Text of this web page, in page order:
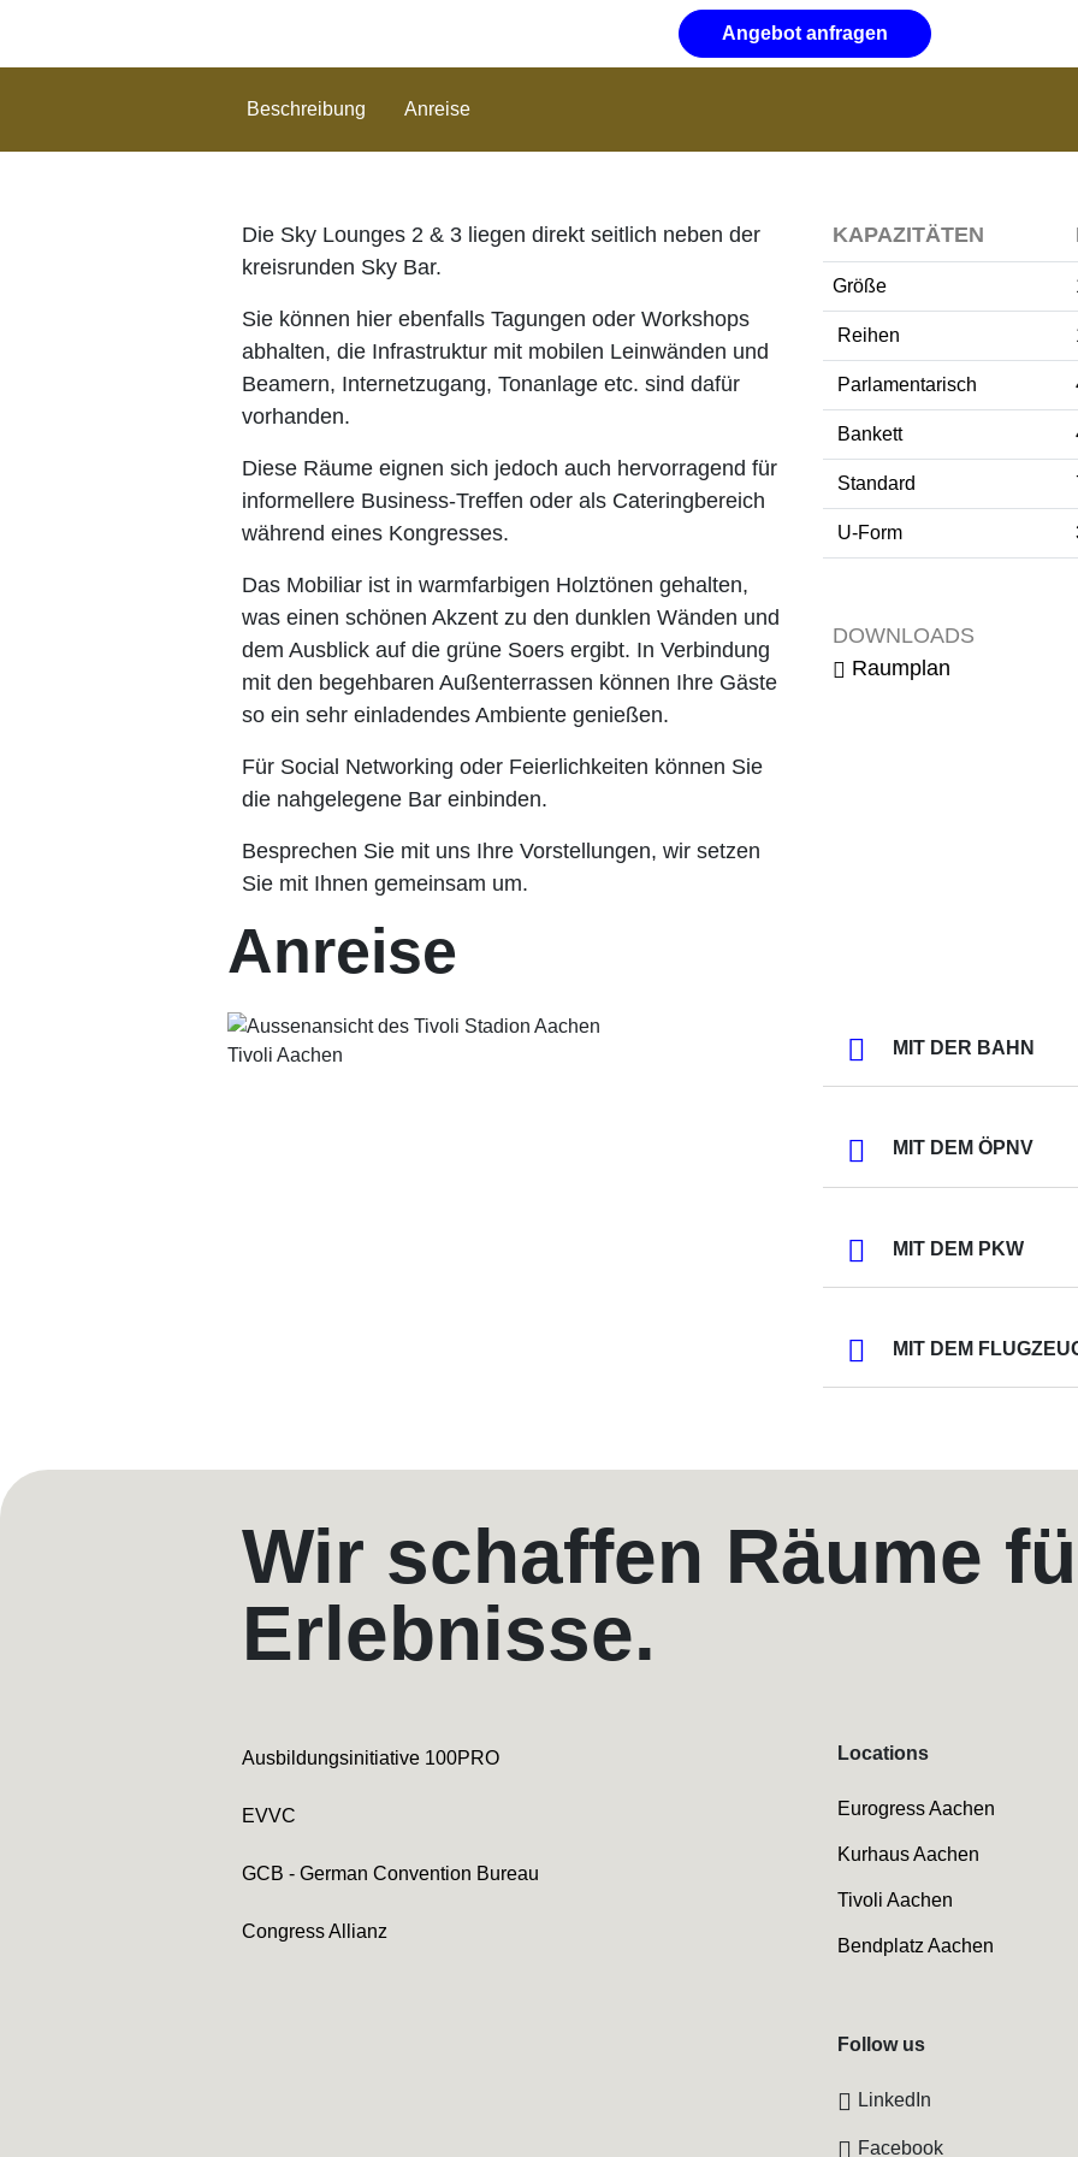
Angebot anfragen
Beschreibung Anreise
Die Sky Lounges 2 & 3 liegen direkt seitlich neben der
kreisrunden Sky Bar.
Sie können hier ebenfalls Tagungen oder Workshops
abhalten, die Infrastruktur mit mobilen Leinwänden und
Beamern, Internetzugang, Tonanlage etc. sind dafür
vorhanden.
Diese Räume eignen sich jedoch auch hervorragend für
informellere Business-Treffen oder als Cateringbereich
während eines Kongresses.
Das Mobiliar ist in warmfarbigen Holztönen gehalten,
was einen schönen Akzent zu den dunklen Wänden und
dem Ausblick auf die grüne Soers ergibt. In Verbindung
mit den begehbaren Außenterrassen können Ihre Gäste
so ein sehr einladendes Ambiente genießen.
Für Social Networking oder Feierlichkeiten können Sie
die nahgelegene Bar einbinden.
Besprechen Sie mit uns Ihre Vorstellungen, wir setzen
Sie mit Ihnen gemeinsam um.
KAPAZITÄTEN
Größe
Reihen
Parlamentarisch
Bankett
Standard
U-Form
DOWNLOADS
Raumplan
Anreise
Tivoli Aachen MIT DER BAHN
MIT DEM ÖPNV
MIT DEM PKW
MIT DEM
Wir schaffen Räume
Erlebnisse.
Ausbildungsinitiative 100PRO
EVVC
GCB - German Convention Bureau
Congress Allianz
Locations
Eurogress Aachen
Kurhaus Aachen
Tivoli Aachen
Bendplatz Aachen
Follow us
LinkedIn
Facebook